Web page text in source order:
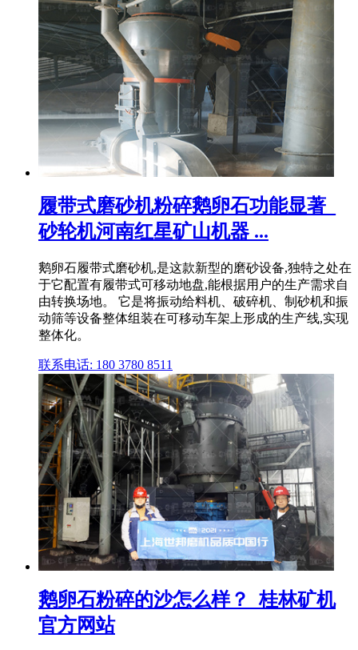
履带式磨砂机粉碎鹅卵石功能显著_
砂轮机河南红星矿山机器 ...
鹅卵石履带式磨砂机,是这款新型的磨砂设备,独特之处在
于它配置有履带式可移动地盘,能根据用户的生产需求自
由转换场地。 它是将振动给料机、破碎机、制砂机和振
动筛等设备整体组装在可移动车架上形成的生产线,实现
整体化。
联系电话: 180 3780 8511
鹅卵石粉碎的沙怎么样？_桂林矿机
官方网站